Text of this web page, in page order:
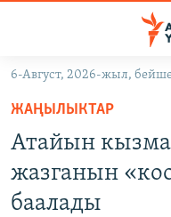
Навигацияга
өтүңүз
Издөөгө
салыңыз
УКРАИНА
6-Август, 2026-жыл,
ЖАҢЫЛЫКТАР
Атайын
жазганын
баалады